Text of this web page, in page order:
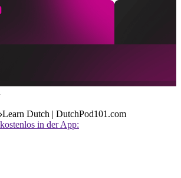
Learn Dutch | DutchPod101.com
in der App: